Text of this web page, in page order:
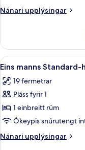
rúmi
Nánari upplýsingar
Nánari
herbergi
með
tvíbreiðu
Skoða
allar
myndir
fyrir
Eins
manns
Standard-
herbergi
6
Eins manns
19 fermetrar
Pláss fyrir 1
1 einbreitt rúm
Ókeypis snúrutengt
Nánari upplýsingar
Nánari